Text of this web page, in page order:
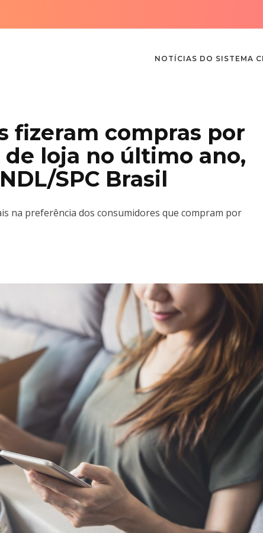
NOTÍCIAS DO SISTEMA
fizeram compras por
loja no último ano,
SPC Brasil
na preferência dos consumidores que compram por